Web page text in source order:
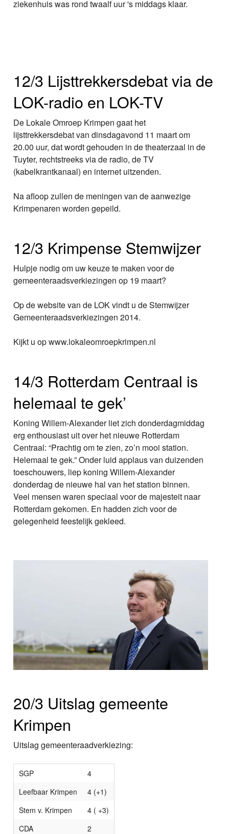
ziekenhuis was rond twaalf uur 's middags klaar.
12/3 Lijsttrekkersdebat via de
LOK-radio en LOK-TV
De Lokale Omroep Krimpen gaat het
lijsttrekkersdebat van dinsdagavond 11 maart om
20.00 uur, dat wordt gehouden in de theaterzaal in de
Tuyter, rechtstreeks via de radio, de TV
(kabelkrantkanaal) en internet uitzenden.
Na afloop zullen de meningen van de aanwezige
Krimpenaren worden gepeild.
12/3 Krimpense Stemwijzer
Hulpje nodig om uw keuze te maken voor de
gemeenteraadsverkiezingen op 19 maart?
Op de website van de LOK vindt u de Stemwijzer
Gemeenteraadsverkiezingen 2014.
Kijkt u op www.lokaleomroepkrimpen.nl
14/3 Rotterdam Centraal is
helemaal te gek’
Koning Willem-Alexander liet zich donderdagmiddag
erg enthousiast uit over het nieuwe Rotterdam
Centraal: “Prachtig om te zien, zo’n mooi station.
Helemaal te gek.” Onder luid applaus van duizenden
toeschouwers, liep koning Willem-Alexander
donderdag de nieuwe hal van het station binnen.
Veel mensen waren speciaal voor de majesteit naar
Rotterdam gekomen. En hadden zich voor de
gelegenheid feestelijk gekleed.
20/3 Uitslag gemeente
Krimpen
Uitslag gemeenteraadverkiezing:
SGP
4
Leefbaar Krimpen
4 (+1)
Stem v. Krimpen
4 ( +3)
CDA
2